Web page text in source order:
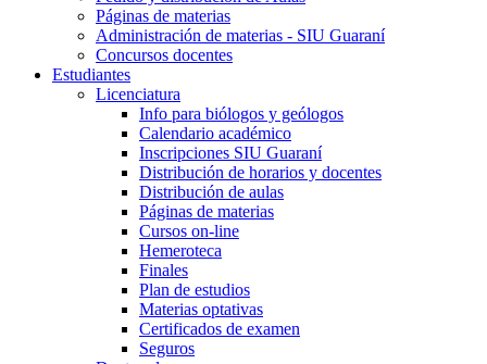
Páginas de materias
Administración de materias - SIU Guaraní
Concursos docentes
Estudiantes
Licenciatura
Info para biólogos y geólogos
Calendario académico
Inscripciones SIU Guaraní
Distribución de horarios y docentes
Distribución de aulas
Páginas de materias
Cursos on-line
Hemeroteca
Finales
Plan de estudios
Materias optativas
Certificados de examen
Seguros